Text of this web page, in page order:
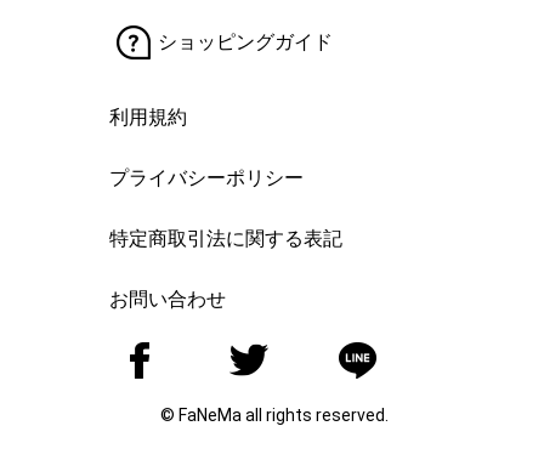
ショッピングガイド
利用規約
プライバシーポリシー
特定商取引法に関する表記
お問い合わせ
© FaNeMa all rights reserved.